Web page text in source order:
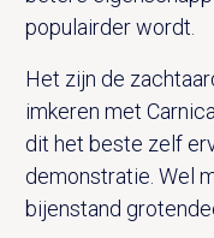
populairder wordt.
Het zijn de
imkeren met
dit het beste zelf
demonstratie. Wel
bijenstand